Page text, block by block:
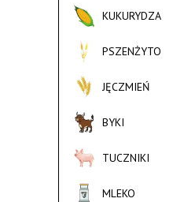
KUKURYDZA
PSZENŻYTO
JĘCZMIEŃ
BYKI
TUCZNIKI
MLEKO